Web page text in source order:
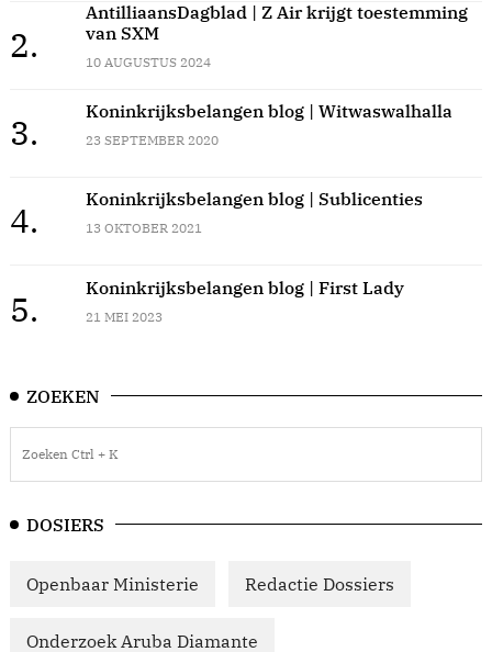
2.
AntilliaansDagblad | Z Air krijgt toestemming
van SXM
10 AUGUSTUS 2024
3.
Koninkrijksbelangen blog | Witwaswalhalla
23 SEPTEMBER 2020
4.
Koninkrijksbelangen blog | Sublicenties
13 OKTOBER 2021
5.
Koninkrijksbelangen blog | First Lady
21 MEI 2023
ZOEKEN
DOSIERS
Openbaar Ministerie Redactie Dossiers
Onderzoek Aruba Diamante